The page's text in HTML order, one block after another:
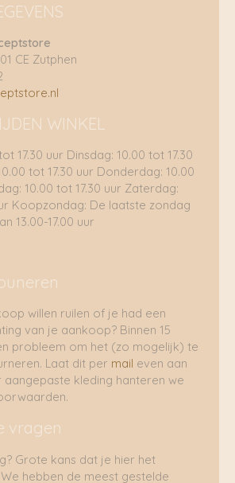
CE Zutphen
WINKEL
17.30 uur Dinsdag: 10.00 tot 17.30
tot 17.30 uur Donderdag: 10.00
10.00 tot 17.30 uur Zaterdag:
Koopzondag: De laatste zondag
13.00-17.00 uur
willen ruilen of je had een
van je aankoop? Binnen 15
probleem om het (zo mogelijk) te
Laat dit per mail even aan
aangepaste kleding hanteren we
vragen
Grote kans dat je hier het
hebben de meest gestelde